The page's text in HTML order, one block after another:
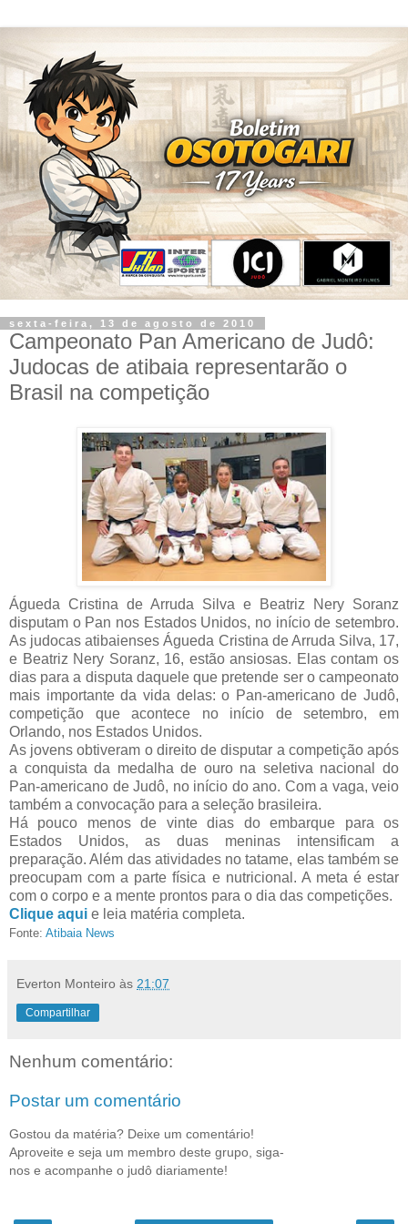
sexta-feira, 13 de agosto de 2010
Campeonato Pan Americano de Judô:
Judocas de atibaia representarão o
Brasil na competição
Águeda Cristina de Arruda Silva e Beatriz Nery Soranz
disputam o Pan nos Estados Unidos, no início de setembro.
As judocas atibaienses Águeda Cristina de Arruda Silva, 17,
e Beatriz Nery Soranz, 16, estão ansiosas. Elas contam os
dias para a disputa daquele que pretende ser o campeonato
mais importante da vida delas: o Pan-americano de Judô,
competição que acontece no início de setembro, em
Orlando, nos Estados Unidos.
As jovens obtiveram o direito de disputar a competição após
a conquista da medalha de ouro na seletiva nacional do
Pan-americano de Judô, no início do ano. Com a vaga, veio
também a convocação para a seleção brasileira.
Há pouco menos de vinte dias do embarque para os
Estados Unidos, as duas meninas intensificam a
preparação. Além das atividades no tatame, elas também se
preocupam com a parte física e nutricional. A meta é estar
com o corpo e a mente prontos para o dia das competições.
Clique aqui e leia matéria completa.
Fonte: Atibaia News
Everton Monteiro às 21:07
Compartilhar
Nenhum comentário:
Postar um comentário
Gostou da matéria? Deixe um comentário!
Aproveite e seja um membro deste grupo, siga-
nos e acompanhe o judô diariamente!